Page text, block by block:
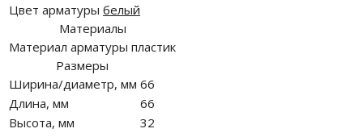
Цвет арматуры белый
Материалы
Материал арматуры пластик
Размеры
Ширина/диаметр, мм 66
Длина, мм
66
Высота, мм
32